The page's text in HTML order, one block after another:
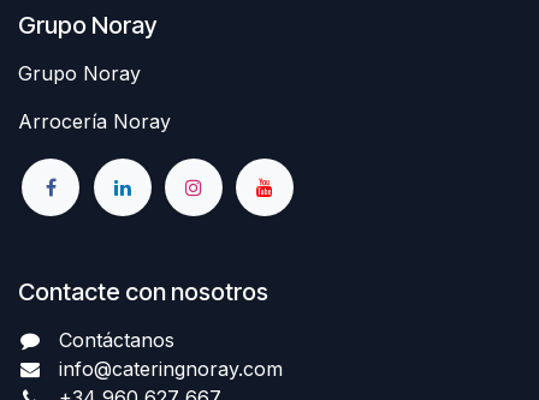
Grupo Noray
Grupo Noray
Arrocería Noray
Contacte con nosotros
Contáctanos
info@cateringnoray.com